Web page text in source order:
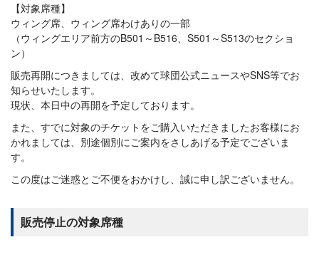
【対象席種】
ウィング席、ウィング席わけありの一部
（ウィングエリア前方のB501～B516、S501～S513のセクショ
ン）
販売再開につきましては、改めて球団公式ニュースやSNS等でお
知らせいたします。
現状、本日中の再開を予定しております。
また、すでに対象のチケットをご購入いただきましたお客様にお
かれましては、別途個別にご案内をさしあげる予定でございま
す。
この度はご迷惑とご不便をおかけし、誠に申し訳ございません。
販売停止の対象席種